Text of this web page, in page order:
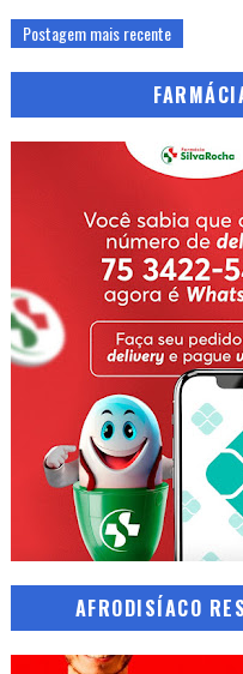
Postagem mais recente
AFRODISÍACO